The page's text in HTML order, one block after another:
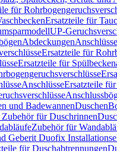
für
Ersatzteile für
UP-
AbdeckungenAnschlüsse
Ersatzteile für
Ersatzteile für
AnschlüsseErsatzteile
und BadewannenDuschen
für Duschrinnen
Zubehör für
Geberit Duofix
für Duschabtrennungen